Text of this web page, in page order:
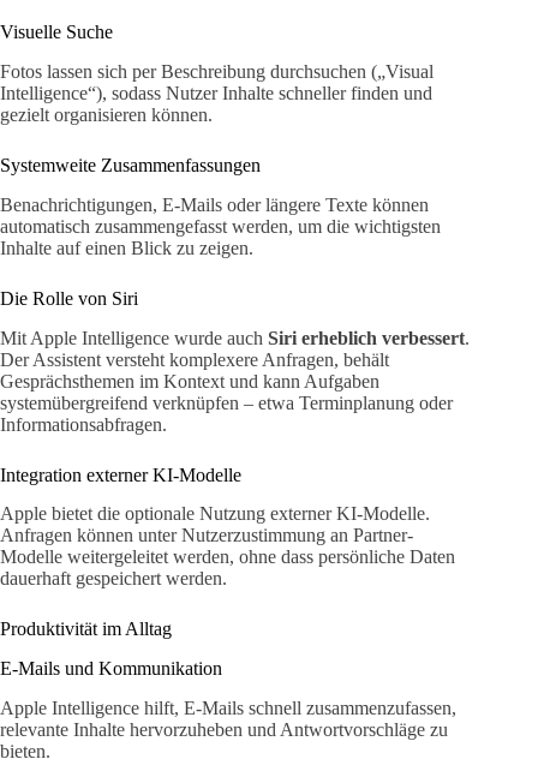
Visuelle Suche
Fotos lassen sich per Beschreibung durchsuchen („Visual
Intelligence“), sodass Nutzer Inhalte schneller finden und
gezielt organisieren können.
Systemweite Zusammenfassungen
Benachrichtigungen, E-Mails oder längere Texte können
automatisch zusammengefasst werden, um die wichtigsten
Inhalte auf einen Blick zu zeigen.
Die Rolle von Siri
Mit Apple Intelligence wurde auch Siri erheblich verbessert.
Der Assistent versteht komplexere Anfragen, behält
Gesprächsthemen im Kontext und kann Aufgaben
systemübergreifend verknüpfen – etwa Terminplanung oder
Informationsabfragen.
Integration externer KI-Modelle
Apple bietet die optionale Nutzung externer KI-Modelle.
Anfragen können unter Nutzerzustimmung an Partner-
Modelle weitergeleitet werden, ohne dass persönliche Daten
dauerhaft gespeichert werden.
Produktivität im Alltag
E-Mails und Kommunikation
Apple Intelligence hilft, E-Mails schnell zusammenzufassen,
relevante Inhalte hervorzuheben und Antwortvorschläge zu
bieten.